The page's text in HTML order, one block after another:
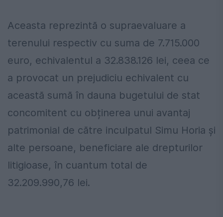
Aceasta reprezintă o supraevaluare a
terenului respectiv cu suma de 7.715.000
euro, echivalentul a 32.838.126 lei, ceea ce
a provocat un prejudiciu echivalent cu
această sumă în dauna bugetului de stat
concomitent cu obținerea unui avantaj
patrimonial de către inculpatul Simu Horia și
alte persoane, beneficiare ale drepturilor
litigioase, în cuantum total de
32.209.990,76 lei.